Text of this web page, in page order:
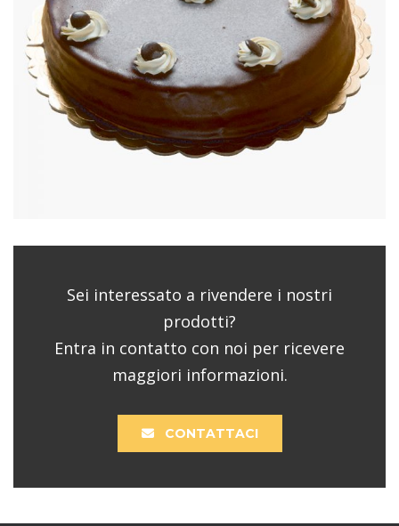
Sei interessato a rivendere i nostri
prodotti?
Entra in contatto con noi per ricevere
maggiori informazioni.
CONTATTACI